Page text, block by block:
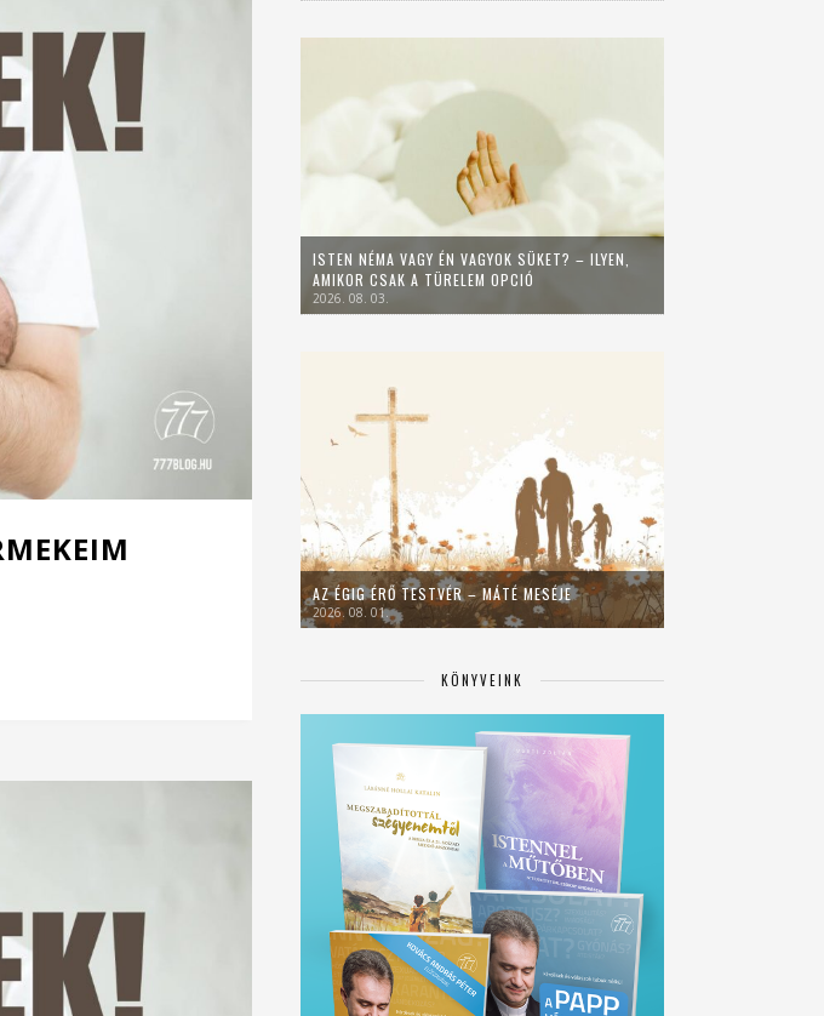
ISTEN NÉMA VAGY ÉN VAGYOK SÜKET? – ILYEN,
AMIKOR CSAK A TÜRELEM OPCIÓ
2026. 08. 03.
AZ ÉGIG ÉRŐ TESTVÉR – MÁTÉ MESÉJE
2026. 08. 01.
KÖNYVEINK